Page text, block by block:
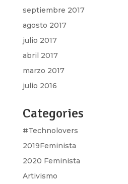
septiembre 2017
agosto 2017
julio 2017
abril 2017
marzo 2017
julio 2016
Categories
#Technolovers
2019Feminista
2020 Feminista
Artivismo